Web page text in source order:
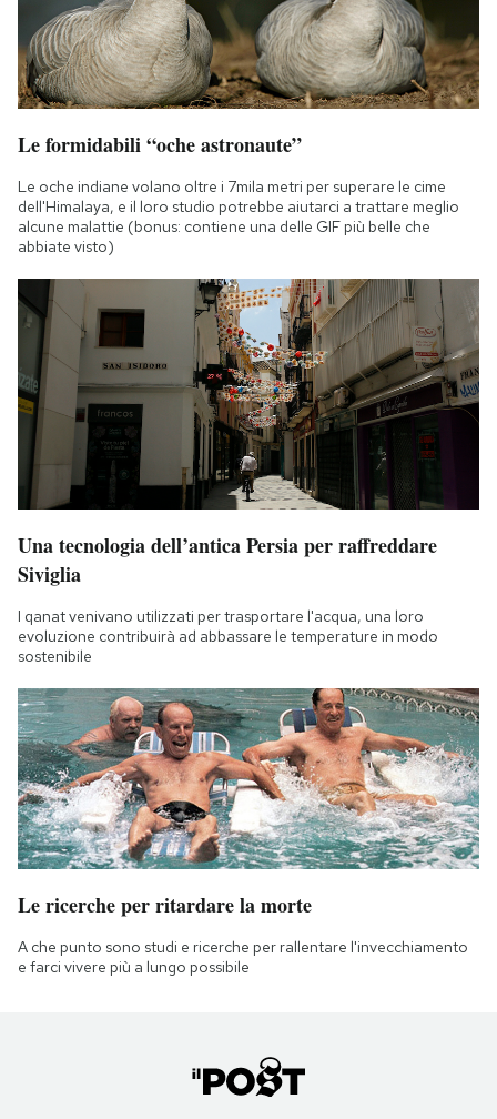
Le formidabili “oche astronaute”
Le oche indiane volano oltre i 7mila metri per superare le cime
dell'Himalaya, e il loro studio potrebbe aiutarci a trattare meglio
alcune malattie (bonus: contiene una delle GIF più belle che
abbiate visto)
Una tecnologia dell’antica Persia per raffreddare
Siviglia
I qanat venivano utilizzati per trasportare l'acqua, una loro
evoluzione contribuirà ad abbassare le temperature in modo
sostenibile
Le ricerche per ritardare la morte
A che punto sono studi e ricerche per rallentare l'invecchiamento
e farci vivere più a lungo possibile